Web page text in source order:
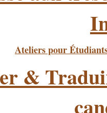
Ateliers pour
&